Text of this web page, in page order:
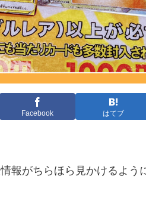
Facebook はてブ
報がちらほら見かけるよう